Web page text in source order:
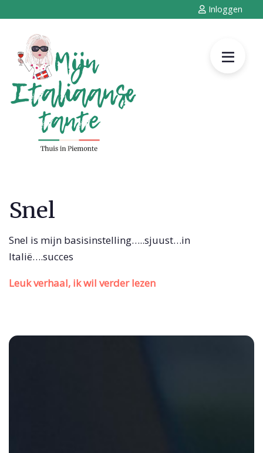
Inloggen
Snel
Snel is mijn basisinstelling…..sjuust…in
Italië….succes
Leuk verhaal, ik wil verder lezen